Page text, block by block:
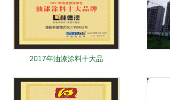
2017年油漆涂料十大品
牌